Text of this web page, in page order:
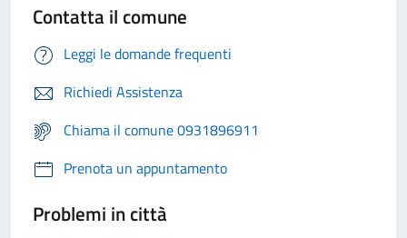
Contatta il comune
Leggi le domande frequenti
Richiedi Assistenza
Chiama il comune 0931896911
Prenota un appuntamento
Problemi in città